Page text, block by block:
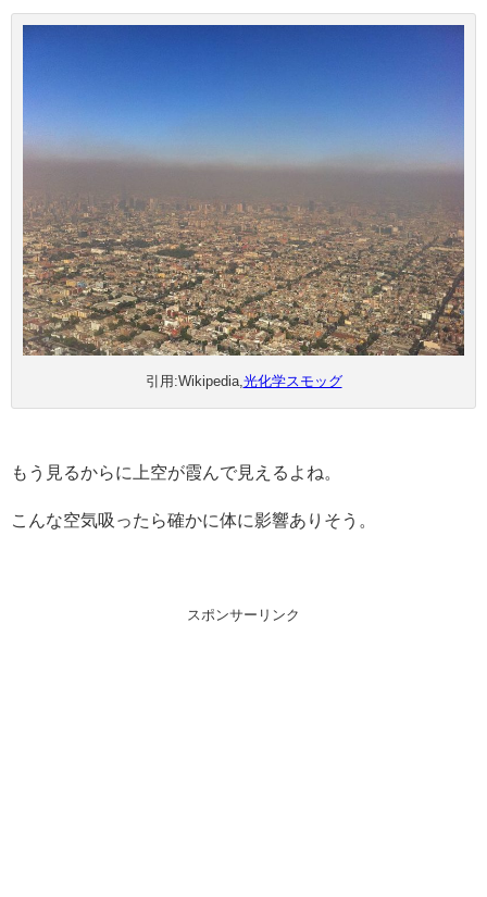
引用:Wikipedia, 光化学スモッグ
もう見るからに上空が霞んで見えるよね。
こんな空気吸ったら確かに体に影響ありそう。
スポンサーリンク